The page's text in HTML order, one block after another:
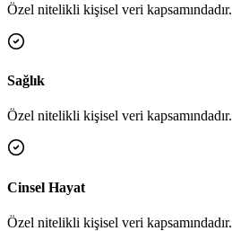
Özel nitelikli kişisel veri kapsamındadır.
Sağlık
Özel nitelikli kişisel veri kapsamındadır.
Cinsel Hayat
Özel nitelikli kişisel veri kapsamındadır.